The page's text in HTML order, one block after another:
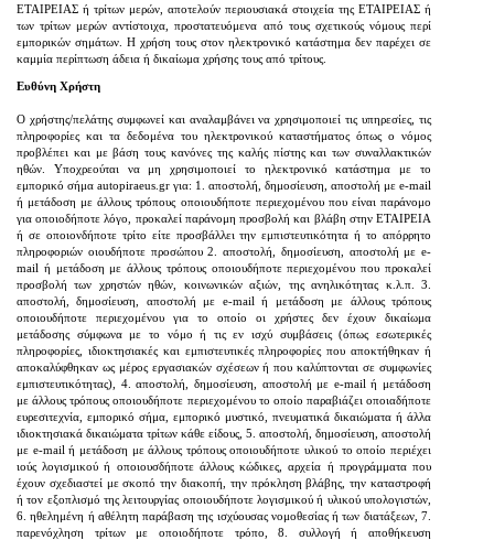
ΕΤΑΙΡΕΙΑΣ ή τρίτων μερών, αποτελούν περιουσιακά στοιχεία της ΕΤΑΙΡΕΙΑΣ ή
των τρίτων μερών αντίστοιχα, προστατευόμενα από τους σχετικούς νόμους περί
εμπορικών σημάτων. Η χρήση τους στον ηλεκτρονικό κατάστημα δεν παρέχει σε
καμμία περίπτωση άδεια ή δικαίωμα χρήσης τους από τρίτους.
Ευθύνη Χρήστη
Ο χρήστης/πελάτης συμφωνεί και αναλαμβάνει να χρησιμοποιεί τις υπηρεσίες, τις
πληροφορίες και τα δεδομένα του ηλεκτρονικού καταστήματος όπως ο νόμος
προβλέπει και με βάση τους κανόνες της καλής πίστης και των συναλλακτικών
ηθών. Υποχρεούται να μη χρησιμοποιεί τo ηλεκτρονικό κατάστημα με το
εμπορικό σήμα autopiraeus.gr για: 1. αποστολή, δημοσίευση, αποστολή με e-mail
ή μετάδοση με άλλους τρόπους οποιουδήποτε περιεχομένου που είναι παράνομο
για οποιοδήποτε λόγο, προκαλεί παράνομη προσβολή και βλάβη στην ΕΤΑΙΡΕΙΑ
ή σε οποιονδήποτε τρίτο είτε προσβάλλει την εμπιστευτικότητα ή το απόρρητο
πληροφοριών οιουδήποτε προσώπου 2. αποστολή, δημοσίευση, αποστολή με e-
mail ή μετάδοση με άλλους τρόπους οποιουδήποτε περιεχομένου που προκαλεί
προσβολή των χρηστών ηθών, κοινωνικών αξιών, της ανηλικότητας κ.λ.π. 3.
αποστολή, δημοσίευση, αποστολή με e-mail ή μετάδοση με άλλους τρόπους
οποιουδήποτε περιεχομένου για το οποίο οι χρήστες δεν έχουν δικαίωμα
μετάδοσης σύμφωνα με το νόμο ή τις εν ισχύ συμβάσεις (όπως εσωτερικές
πληροφορίες, ιδιοκτησιακές και εμπιστευτικές πληροφορίες που αποκτήθηκαν ή
αποκαλύφθηκαν ως μέρος εργασιακών σχέσεων ή που καλύπτονται σε συμφωνίες
εμπιστευτικότητας), 4. αποστολή, δημοσίευση, αποστολή με e-mail ή μετάδοση
με άλλους τρόπους οποιουδήποτε περιεχομένου το οποίο παραβιάζει οποιαδήποτε
ευρεσιτεχνία, εμπορικό σήμα, εμπορικό μυστικό, πνευματικά δικαιώματα ή άλλα
ιδιοκτησιακά δικαιώματα τρίτων κάθε είδους, 5. αποστολή, δημοσίευση, αποστολή
με e-mail ή μετάδοση με άλλους τρόπους οποιουδήποτε υλικού το οποίο περιέχει
ιούς λογισμικού ή οποιουσδήποτε άλλους κώδικες, αρχεία ή προγράμματα που
έχουν σχεδιαστεί με σκοπό την διακοπή, την πρόκληση βλάβης, την καταστροφή
ή τον εξοπλισμό της λειτουργίας οποιουδήποτε λογισμικού ή υλικού υπολογιστών,
6. ηθελημένη ή αθέλητη παράβαση της ισχύουσας νομοθεσίας ή των διατάξεων, 7.
παρενόχληση τρίτων με οποιοδήποτε τρόπο, 8. συλλογή ή αποθήκευση